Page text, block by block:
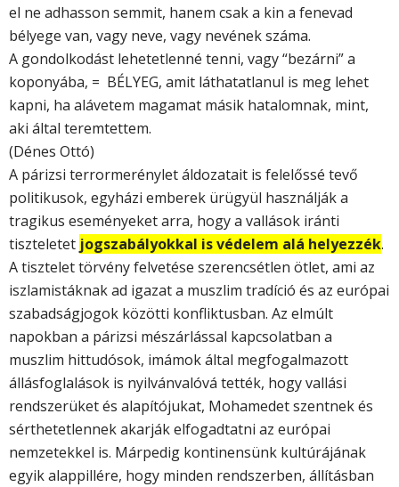
el ne adhasson semmit, hanem csak a kin a fenevad
bélyege van, vagy neve, vagy nevének száma.
A gondolkodást lehetetlenné tenni, vagy “bezárni” a
koponyába, = BÉLYEG, amit láthatatlanul is meg lehet
kapni, ha alávetem magamat másik hatalomnak, mint,
aki által teremtettem.
(Dénes Ottó)
A párizsi terrormerénylet áldozatait is felelőssé te­vő
politikusok, egyházi emberek ürügyül hasz­nálják a
tragikus eseményeket arra, hogy a vallások iránti
tiszteletet jogszabályokkal is védelem alá helyezzék.
A tisztelet törvény felvetése szerencsétlen ötlet, ami az
iszlamistáknak ad igazat a muszlim tradíció és az európai
szabadságjogok közötti konfliktusban. Az elmúlt
napokban a párizsi mészárlással kapcsolatban a
muszlim hittudósok, imámok által megfogalmazott
állásfoglalások is nyilvánvalóvá tették, hogy vallási
rendszerüket és alapítójukat, Mohamedet szentnek és
sérthetetlennek akarják elfogadtatni az európai
nemzetekkel is. Márpedig kontinensünk kultúrájának
egyik alappillére, hogy minden rendszerben, állításban